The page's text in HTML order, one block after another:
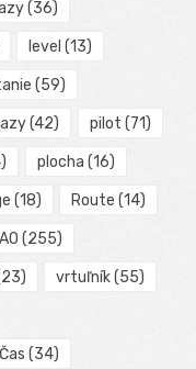
(36)
level (13)
(59)
(42) pilot (71)
plocha (16)
(18) Route (14)
(255)
vrtuľník(55)
Čas (34)